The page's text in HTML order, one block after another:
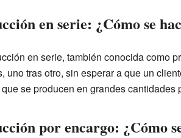
en serie: ¿Cómo se
en serie, también conocida como
uno tras otro, sin esperar a que un
se producen en grandes
por encargo: ¿Cómo